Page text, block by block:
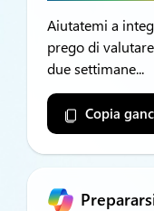
Aiutatemi a
prego di
due settimane...
Copia